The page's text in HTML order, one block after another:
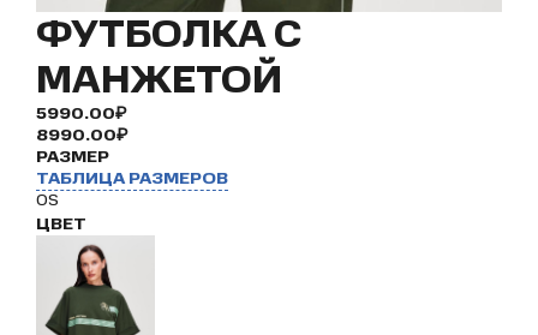
ФУТБОЛКА С
МАНЖЕТОЙ
5990.00₽
8990.00₽
РАЗМЕР
ТАБЛИЦА РАЗМЕРОВ
OS
ЦВЕТ